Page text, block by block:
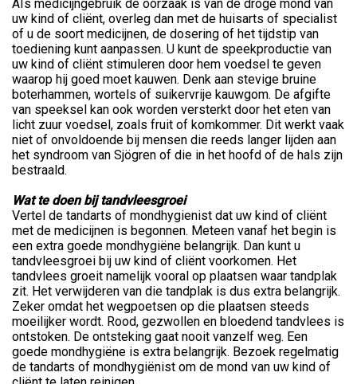
AIs medicijngebruik de oorzaak is van de droge mond van
uw kind of cliënt, overleg dan met de huisarts of specialist
of u de soort medicijnen, de dosering of het tijdstip van
toediening kunt aanpassen. U kunt de speekproductie van
uw kind of cliënt stimuleren door hem voedsel te geven
waarop hij goed moet kauwen. Denk aan stevige bruine
boterhammen, wortels of suikervrije kauwgom. De afgifte
van speeksel kan ook worden versterkt door het eten van
licht zuur voedsel, zoals fruit of komkommer. Dit werkt vaak
niet of onvoldoende bij mensen die reeds langer lijden aan
het syndroom van Sjögren of die in het hoofd of de hals zijn
bestraald.
Wat te doen bij tandvleesgroei
Vertel de tandarts of mondhygienist dat uw kind of cliënt
met de medicijnen is begonnen. Meteen vanaf het begin is
een extra goede mondhygiëne belangrijk. Dan kunt u
tandvleesgroei bij uw kind of cliënt voorkomen. Het
tandvlees groeit namelijk vooral op plaatsen waar tandplak
zit. Het verwijderen van die tandplak is dus extra belangrijk.
Zeker omdat het wegpoetsen op die plaatsen steeds
moeilijker wordt. Rood, gezwollen en bloedend tandvlees is
ontstoken. De ontsteking gaat nooit vanzelf weg. Een
goede mondhygiëne is extra belangrijk. Bezoek regelmatig
de tandarts of mondhygiënist om de mond van uw kind of